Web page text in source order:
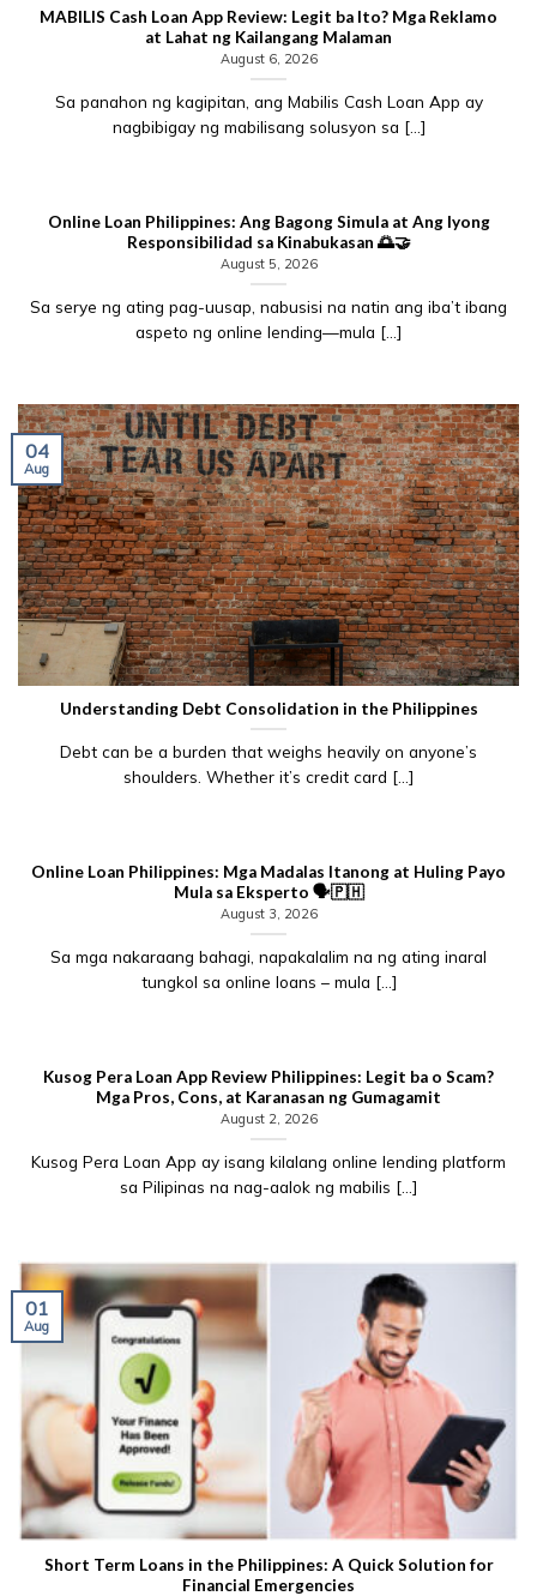
MABILIS Cash Loan App Review: Legit ba Ito? Mga Reklamo
at Lahat ng Kailangang Malaman
August 6, 2026
Sa panahon ng kagipitan, ang Mabilis Cash Loan App ay
nagbibigay ng mabilisang solusyon sa [...]
Online Loan Philippines: Ang Bagong Simula at Ang Iyong
Responsibilidad sa Kinabukasan 🌅🤝
August 5, 2026
Sa serye ng ating pag-uusap, nabusisi na natin ang iba’t ibang
aspeto ng online lending—mula [...]
Understanding Debt Consolidation in the Philippines
Debt can be a burden that weighs heavily on anyone’s
shoulders. Whether it’s credit card [...]
04
Aug
Online Loan Philippines: Mga Madalas Itanong at Huling Payo
Mula sa Eksperto 🗣️🇵🇭
August 3, 2026
Sa mga nakaraang bahagi, napakalalim na ng ating inaral
tungkol sa online loans – mula [...]
Kusog Pera Loan App Review Philippines: Legit ba o Scam?
Mga Pros, Cons, at Karanasan ng Gumagamit
August 2, 2026
Kusog Pera Loan App ay isang kilalang online lending platform
sa Pilipinas na nag-aalok ng mabilis [...]
Short Term Loans in the Philippines: A Quick Solution for
Financial Emergencies
01
Aug